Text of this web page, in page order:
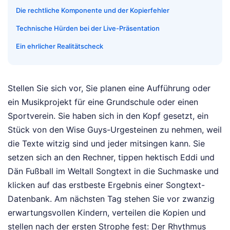
Die rechtliche Komponente und der Kopierfehler
Technische Hürden bei der Live-Präsentation
Ein ehrlicher Realitätscheck
Stellen Sie sich vor, Sie planen eine Aufführung oder
ein Musikprojekt für eine Grundschule oder einen
Sportverein. Sie haben sich in den Kopf gesetzt, ein
Stück von den Wise Guys-Urgesteinen zu nehmen, weil
die Texte witzig sind und jeder mitsingen kann. Sie
setzen sich an den Rechner, tippen hektisch Eddi und
Dän Fußball im Weltall Songtext in die Suchmaske und
klicken auf das erstbeste Ergebnis einer Songtext-
Datenbank. Am nächsten Tag stehen Sie vor zwanzig
erwartungsvollen Kindern, verteilen die Kopien und
stellen nach der ersten Strophe fest: Der Rhythmus